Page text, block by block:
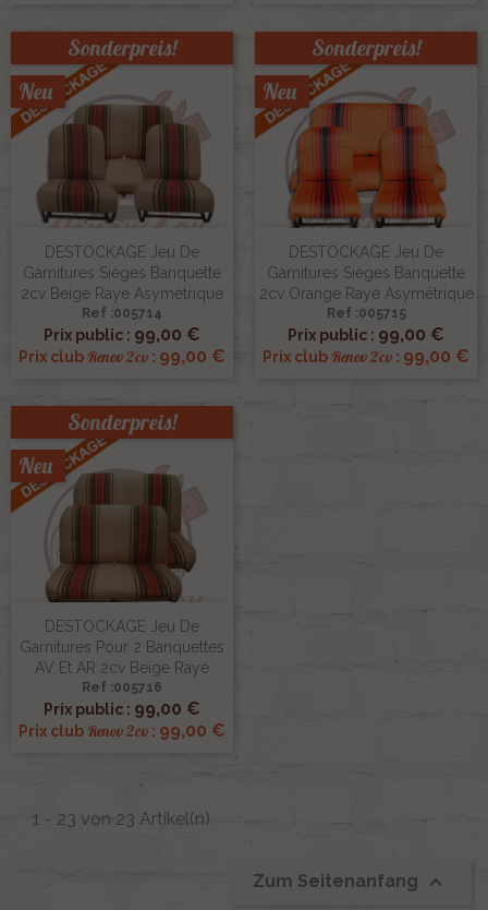
DESTOCKAGE Jeu De
Garnitures Sièges Banquette
2cv Beige Raye Asymétrique
Ref :005714
Prix public : 99,00 €
Prix club Renov 2cv : 99,00 €
Sonderpreis!
Neu
DESTOCKAGE Jeu De
Garnitures Sièges Banquette
2cv Orange Rayé Asymétrique
Ref :005715
Prix public : 99,00 €
Prix club Renov 2cv : 99,00 €
Sonderpreis!
Neu
DESTOCKAGE Jeu De
Garnitures Pour 2 Banquettes
AV Et AR 2cv Beige Rayé
Ref :005716
Prix public : 99,00 €
Prix club Renov 2cv : 99,00 €
Sonderpreis!
Neu
1 - 23 von 23 Artikel(n)
Zum Seitenanfang 